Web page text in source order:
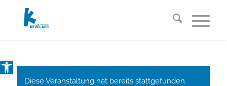
Open toolbar
Diese Veranstaltung hat bereits stattgefunden.